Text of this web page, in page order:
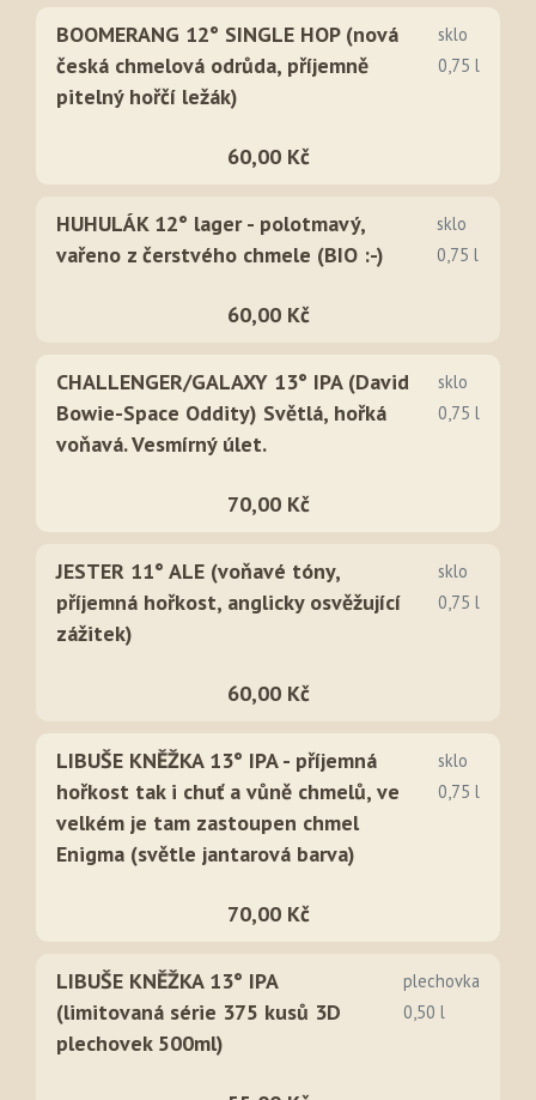
BOOMERANG 12° SINGLE HOP (nová
česká chmelová odrůda, příjemně
pitelný hořčí ležák)
sklo
0,75 l
60,00 Kč
HUHULÁK 12° lager - polotmavý,
vařeno z čerstvého chmele (BIO :-)
sklo
0,75 l
60,00 Kč
CHALLENGER/GALAXY 13° IPA (David
Bowie-Space Oddity) Světlá, hořká
voňavá. Vesmírný úlet.
sklo
0,75 l
70,00 Kč
JESTER 11° ALE (voňavé tóny,
příjemná hořkost, anglicky osvěžující
zážitek)
sklo
0,75 l
60,00 Kč
LIBUŠE KNĚŽKA 13° IPA - příjemná
hořkost tak i chuť a vůně chmelů, ve
velkém je tam zastoupen chmel
Enigma (světle jantarová barva)
sklo
0,75 l
70,00 Kč
LIBUŠE KNĚŽKA 13° IPA
(limitovaná série 375 kusů 3D
plechovek 500ml)
plechovka
0,50 l